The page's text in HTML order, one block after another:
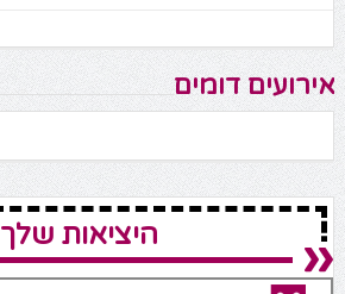
אירועים דומים
היציאות שלך